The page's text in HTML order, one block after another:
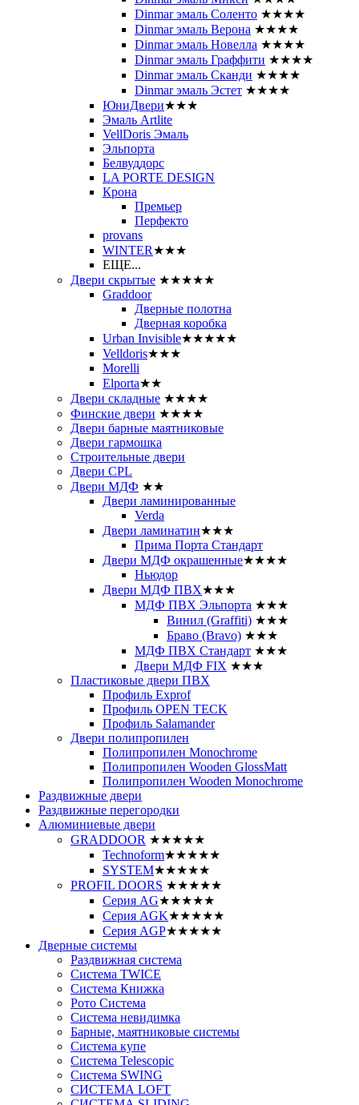
Dinmar эмаль Соленто ★★★★
Dinmar эмаль Верона ★★★★
Dinmar эмаль Новелла ★★★★
Dinmar эмаль Граффити ★★★★
Dinmar эмаль Сканди ★★★★
Dinmar эмаль Эстет ★★★★
ЮниДвери★★★
Эмаль Artlite
VellDoris Эмаль
Эльпорта
Белвуддорс
LA PORTE DESIGN
Крона
Премьер
Перфекто
provans
WINTER★★★
ЕЩЕ...
Двери скрытые ★★★★★
Graddoor
Дверные полотна
Дверная коробка
Urban Invisible★★★★★
Velldoris★★★
Morelli
Elporta★★
Двери складные ★★★★
Финские двери ★★★★
Двери барные маятниковые
Двери гармошка
Строительные двери
Двери CРL
Двери МДФ ★★
Двери ламинированные
Verda
Двери ламинатин★★★
Прима Порта Стандарт
Двери МДФ окрашенные★★★★
Ньюдор
Двери МДФ ПВХ★★★
МДФ ПВХ Эльпорта ★★★
Винил (Graffiti) ★★★
Браво (Bravo) ★★★
МДФ ПВХ Стандарт ★★★
Двери МДФ FIX ★★★
Пластиковые двери ПВХ
Профиль Exprof
Профиль OPEN TECK
Профиль Salamander
Двери полипропилен
Полипропилен Monochrome
Полипропилен Wooden GlossMatt
Полипропилен Wooden Monochrome
Раздвижные двери
Раздвижные перегородки
Алюминиевые двери
GRADDOOR ★★★★★
Technoform★★★★★
SYSTEM★★★★★
PROFIL DOORS ★★★★★
Серия AG★★★★★
Серия AGK★★★★★
Серия AGP★★★★★
Дверные системы
Раздвижная система
Система TWICE
Система Книжка
Рото Система
Система невидимка
Барные, маятниковые системы
Система купе
Система Telescopic
Система SWING
СИСТЕМА LOFT